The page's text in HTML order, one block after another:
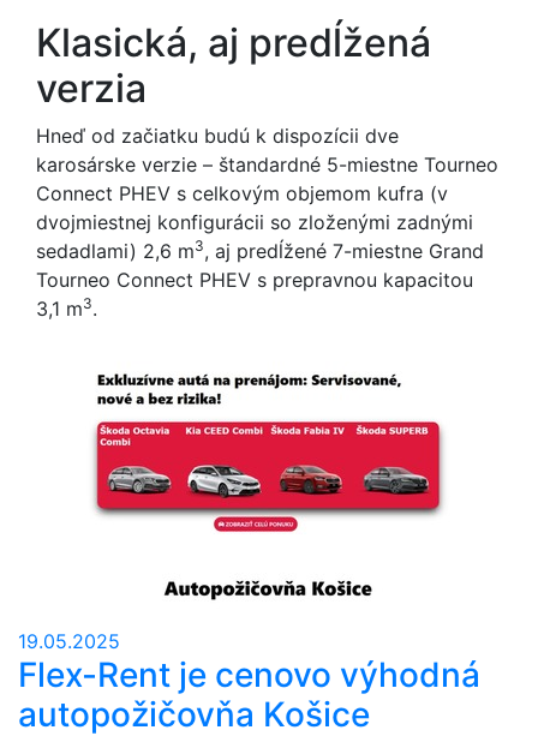
Klasická, aj predĺžená
verzia
Hneď od začiatku budú k dispozícii dve
karosárske verzie – štandardné 5-miestne Tourneo
Connect PHEV s celkovým objemom kufra (v
dvojmiestnej konfigurácii so zloženými zadnými
sedadlami) 2,6 m3, aj predĺžené 7-miestne Grand
Tourneo Connect PHEV s prepravnou kapacitou
3,1 m3.
19.05.2025
Flex-Rent je cenovo výhodná
autopožičovňa Košice